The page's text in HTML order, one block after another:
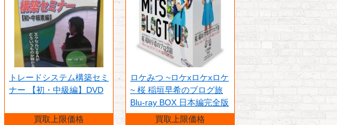
トレードシステム構築セミ
ナー 【初・中級編】DVD
買取上限価格
ロケみつ ~ロケxロケxロケ
~ 桜 稲垣早希のブログ旅
Blu-ray BOX 日本編完全版
買取上限価格